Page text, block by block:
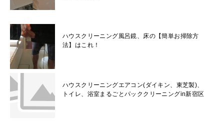
ハウスクリーニング風呂鏡、床の【簡単お掃除方
法】はこれ！
ハウスクリーニングエアコン(ダイキン、東芝製)、
トイレ、浴室まるごとパッククリーニングin新宿区